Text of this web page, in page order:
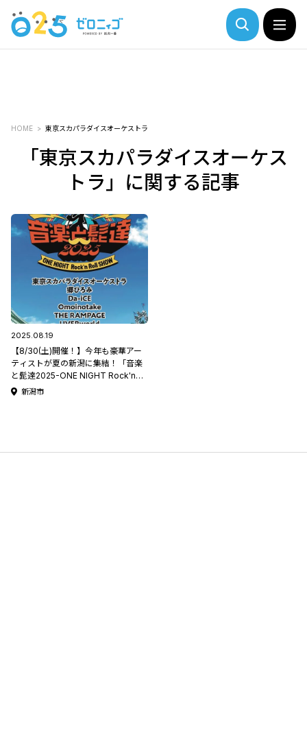
HOME 東京スカパラダイスオーケストラ
「東京スカパラダイスオーケス
トラ」に関する記事
2025.08.19
【8/30(土)開催！】今年も豪華アー
ティストが夏の新潟に集結！「音楽
と髭達2025-ONE NIGHT Rock'n
Roll SHOW-」#音髭
新潟市